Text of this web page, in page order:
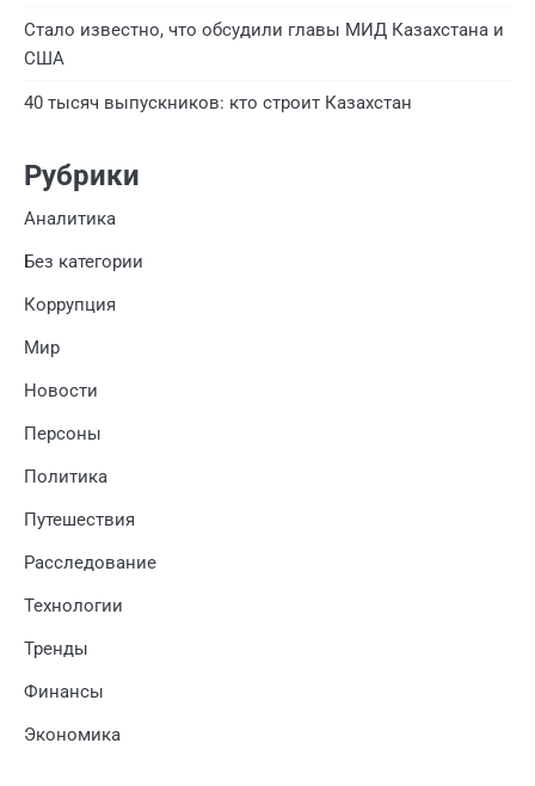
Стало известно, что обсудили главы МИД Казахстана и
США
40 тысяч выпускников: кто строит Казахстан
Рубрики
Аналитика
Без категории
Коррупция
Мир
Новости
Персоны
Политика
Путешествия
Расследование
Технологии
Тренды
Финансы
Экономика